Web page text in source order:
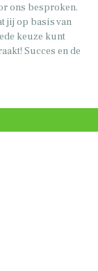
ons besproken.
jij op basis van
keuze kunt
Succes en de